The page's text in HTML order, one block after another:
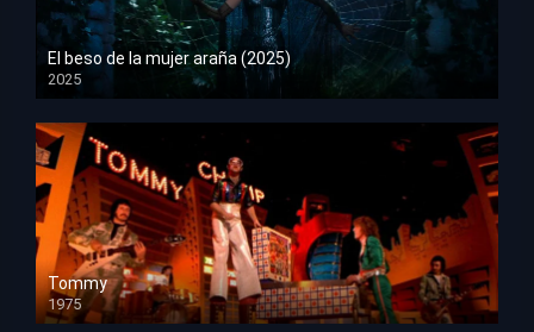
El beso de la mujer araña (2025)
2025
HD 1080p
Tommy
1975
HD 1080p